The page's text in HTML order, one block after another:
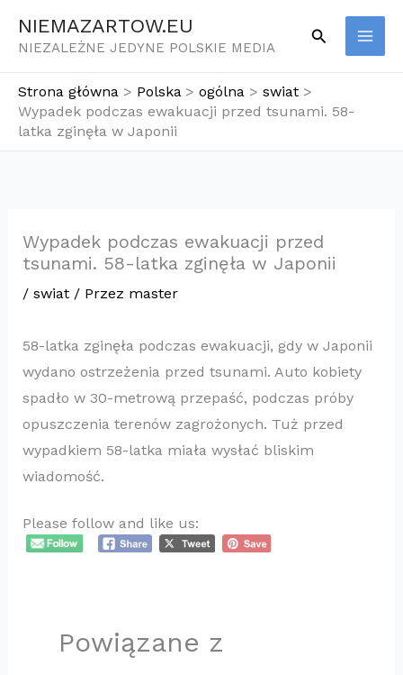
NIEMAZARTOW.EU
NIEZALEŻNE JEDYNE POLSKIE MEDIA
Szukaj
Strona główna Polska ogólna
swiat
Wypadek podczas ewakuacji przed tsunami. 58-
latka zginęła w Japonii
Wypadek podczas ewakuacji przed
tsunami. 58-latka zginęła w Japonii
/ swiat/ Przez master
58-latka zginęła podczas ewakuacji, gdy w Japonii
wydano ostrzeżenia przed tsunami. Auto kobiety
spadło w 30-metrową przepaść, podczas próby
opuszczenia terenów zagrożonych. Tuż przed
wypadkiem 58-latka miała wysłać bliskim
wiadomość.
Please follow and like us:
Powiązane z